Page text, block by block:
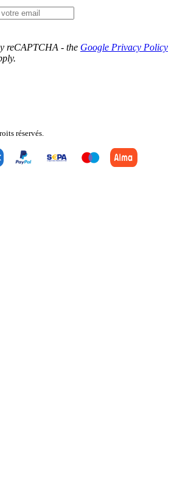
reCAPTCHA - the Google Privacy Policy
réservés.